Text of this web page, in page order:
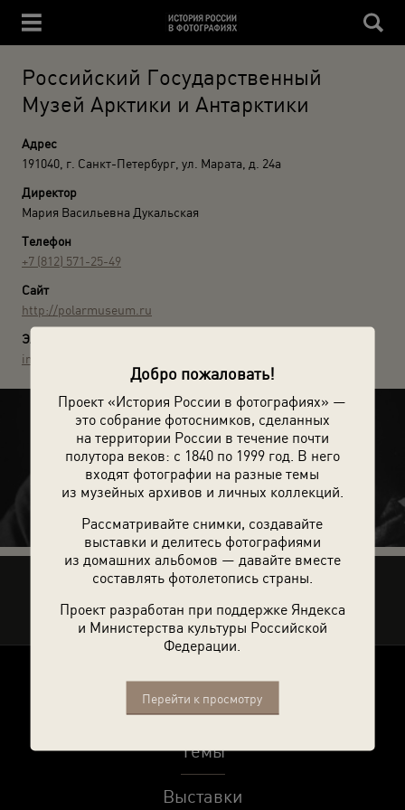
Добро пожаловать!
Проект «История России в фотографиях» —
это собрание фотоснимков, сделанных
на территории России в течение почти
полутора веков: с 1840 по 1999 год. В него
входят фотографии на разные темы
из музейных архивов и личных коллекций.
Рассматривайте снимки, создавайте
выставки и делитесь фотографиями
из домашних альбомов — давайте вместе
составлять фотолетопись страны.
Проект разработан при поддержке Яндекса
и Министерства культуры Российской
Федерации.
Перейти к просмотру
Российский Государственный
Музей Арктики и Антарктики
Адрес
191040, г. Санкт-Петербург, ул. Марата, д. 24а
Директор
Мария Васильевна Дукальская
Телефон
+7 (812) 571-25-49
Сайт
http://polarmuseum.ru
Электронная почта
info@polarmuseum.ru
73 фотографии
Рассказать друзьям
О проекте
Темы
Выставки